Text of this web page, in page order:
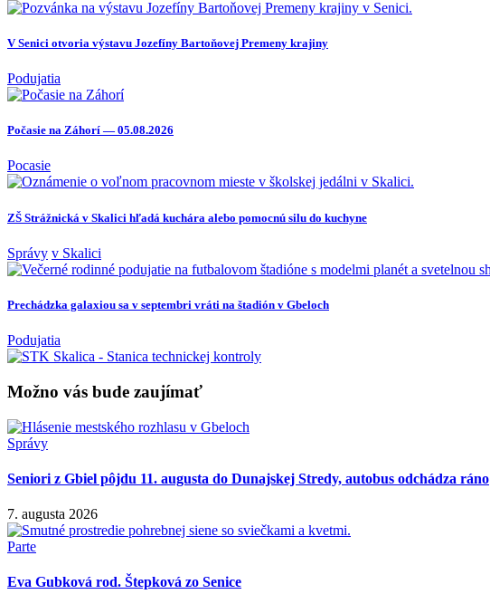
V Senici otvoria výstavu Jozefíny Bartoňovej Premeny krajiny
Podujatia
Počasie na Záhorí — 05.08.2026
Pocasie
ZŠ Strážnická v Skalici hľadá kuchára alebo pomocnú silu do kuchyne
Správy v Skalici
Prechádzka galaxiou sa v septembri vráti na štadión v Gbeloch
Podujatia
Možno vás bude zaujímať
Správy
Seniori z Gbiel pôjdu 11. augusta do Dunajskej Stredy, autobus odchádza ráno
7. augusta 2026
Parte
Eva Gubková rod. Štepková zo Senice